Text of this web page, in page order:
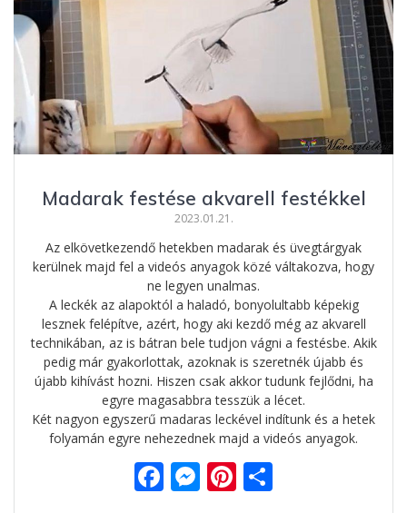
Madarak festése akvarell festékkel
2023.01.21.
Az elkövetkezendő hetekben madarak és üvegtárgyak
kerülnek majd fel a videós anyagok közé váltakozva, hogy
ne legyen unalmas.
A leckék az alapoktól a haladó, bonyolultabb képekig
lesznek felépítve, azért, hogy aki kezdő még az akvarell
technikában, az is bátran bele tudjon vágni a festésbe. Akik
pedig már gyakorlottak, azoknak is szeretnék újabb és
újabb kihívást hozni. Hiszen csak akkor tudunk fejlődni, ha
egyre magasabbra tesszük a lécet.
Két nagyon egyszerű madaras leckével indítunk és a hetek
folyamán egyre nehezednek majd a videós anyagok.
F M Pi